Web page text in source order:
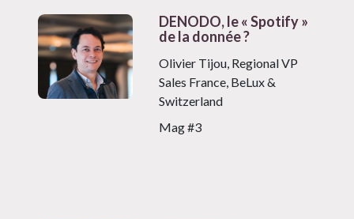
DENODO, le « Spotify »
de la donnée ?
Olivier Tijou, Regional VP
Sales France, BeLux &
Switzerland
Mag #3